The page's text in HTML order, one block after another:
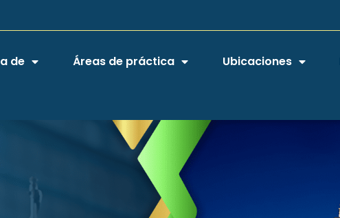
de Áreas de práctica Ubicaciones